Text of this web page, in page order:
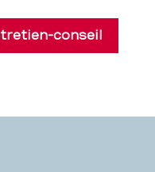
conseil